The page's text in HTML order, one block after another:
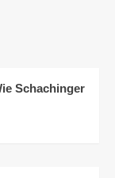
Schachinger